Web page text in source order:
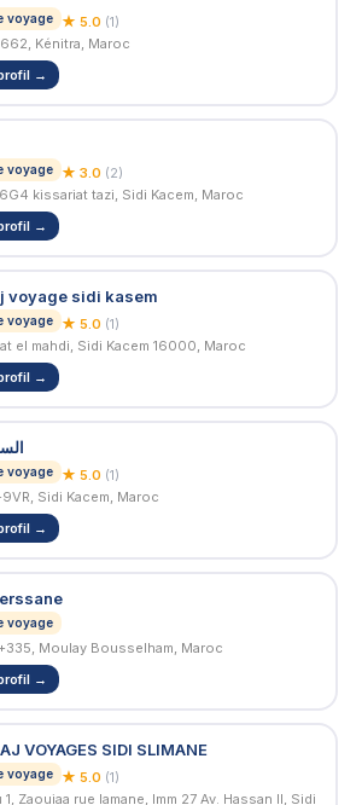
voyage ★ 5.0 (1)
Kénitra, Maroc
→
voyage ★ 3.0 (2)
kissariat tazi, Sidi Kacem, Maroc
→
voyage sidi kasem
voyage ★ 5.0 (1)
el mahdi, Sidi Kacem 16000, Maroc
→
voyage ★ 5.0 (1)
Sidi Kacem, Maroc
→
voyage
Moulay Bousselham, Maroc
→
VOYAGES SIDI SLIMANE
voyage ★ 5.0 (1)